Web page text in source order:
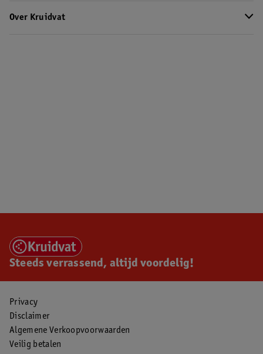
Over Kruidvat
Steeds verrassend, altijd voordelig!
Privacy
Disclaimer
Algemene Verkoopvoorwaarden
Veilig betalen